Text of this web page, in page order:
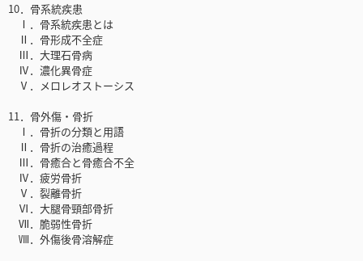
10．骨系統疾患
Ⅰ．骨系統疾患とは
Ⅱ．骨形成不全症
Ⅲ．大理石骨病
Ⅳ．濃化異骨症
Ⅴ．メロレオストーシス
11．骨外傷・骨折
Ⅰ．骨折の分類と用語
Ⅱ．骨折の治癒過程
Ⅲ．骨癒合と骨癒合不全
Ⅳ．疲労骨折
Ⅴ．裂離骨折
Ⅵ．大腿骨頸部骨折
Ⅶ．脆弱性骨折
Ⅷ．外傷後骨溶解症